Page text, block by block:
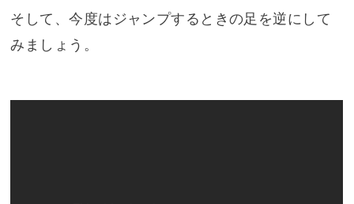
そして、今度はジャンプするときの足を逆にして
みましょう。